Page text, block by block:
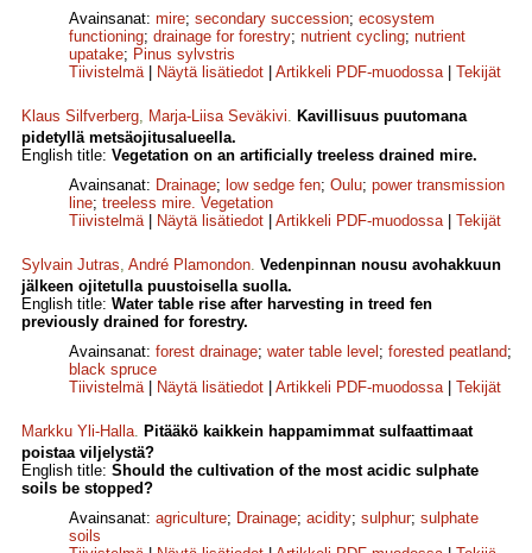
Avainsanat: mire; secondary succession; ecosystem
functioning; drainage for forestry; nutrient cycling; nutrient
upatake; Pinus sylvstris
Tiivistelmä| Näytä lisätiedot Artikkeli PDF-muodossa| Tekijät
Klaus Silfverberg, Marja-Liisa Seväkivi. Kavillisuus puutomana
pidetyllä metsäojitusalueella.
English title: Vegetation on an artificially treeless drained mire.
Avainsanat: Drainage; low sedge fen; Oulu; power transmission
line; treeless mire. Vegetation
Tiivistelmä| Näytä lisätiedot Artikkeli PDF-muodossa| Tekijät
Sylvain Jutras, André Plamondon. Vedenpinnan nousu avohakkuun
jälkeen ojitetulla puustoisella suolla.
English title: Water table rise after harvesting in treed fen
previously drained for forestry.
Avainsanat: forest drainage; water table level ; forested peatland;
black spruce
Tiivistelmä| Näytä lisätiedot Artikkeli PDF-muodossa| Tekijät
Markku Yli-Halla. Pitääkö kaikkein happamimmat sulfaattimaat
poistaa viljelystä?
English title: Should the cultivation of the most acidic sulphate
soils be stopped?
Avainsanat: agriculture; Drainage; acidity; sulphur; sulphate
soils